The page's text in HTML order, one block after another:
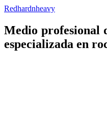
Redhardnheavy
Medio profesional
especializada en